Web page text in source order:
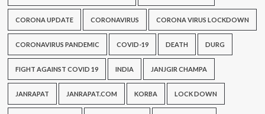
CORONA UPDATE CORONAVIRUS CORONA VIRUS LOCKDOWN
CORONAVIRUS PANDEMIC COVID-19 DEATH DURG
FIGHT AGAINST COVID 19 INDIA JANJGIR CHAMPA
JANRAPAT JANRAPAT.COM KORBA LOCK DOWN